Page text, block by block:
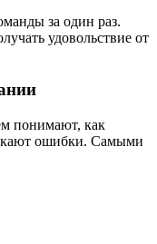
за один раз.
удовольствие от
понимают, как
ошибки. Самыми